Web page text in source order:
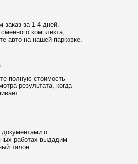
заказ за 1-4 дней.
комплекта,
авто на нашей парковке.
полную стоимость
результата, когда
документами о
работах выдадим
талон.